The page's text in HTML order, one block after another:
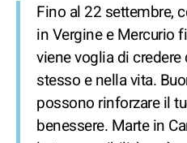
Fino al 22 settembre,
in Vergine e Mercurio
viene voglia di
stesso e nella vita.
possono rinforzare il
benessere. Marte in